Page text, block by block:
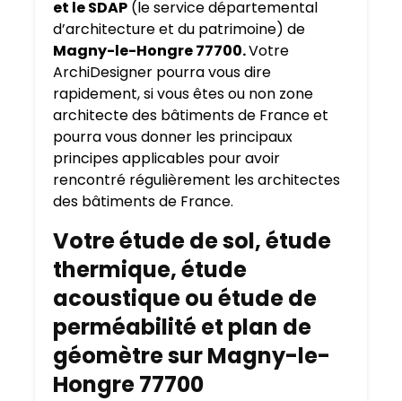
et le SDAP (le service départemental
d’architecture et du patrimoine) de
Magny-le-Hongre 77700.Votre
ArchiDesigner pourra vous dire
rapidement, si vous êtes ou non zone
architecte des bâtiments de France et
pourra vous donner les principaux
principes applicables pour avoir
rencontré régulièrement les architectes
des bâtiments de France.
Votre étude de sol, étude
thermique, étude
acoustique ou étude de
perméabilité et plan de
géomètre sur Magny-le-
Hongre 77700